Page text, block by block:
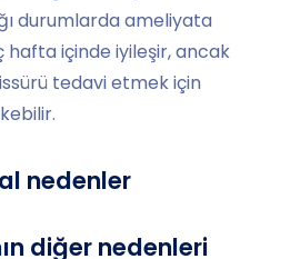
durumlarda ameliyata
içinde iyileşir, ancak
tedavi etmek için
nedenler
diğer nedenleri